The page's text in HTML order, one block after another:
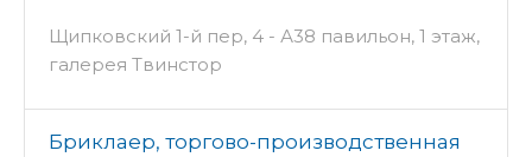
Щипковский 1-й пер, 4 - А38 павильон, 1 этаж,
галерея Твинстор
Бриклаер, торгово-производственная